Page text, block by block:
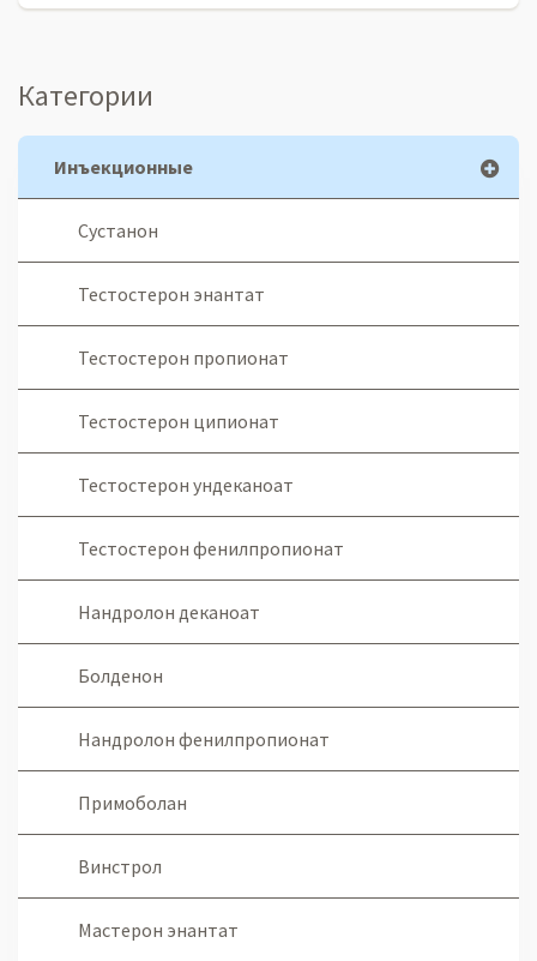
Категории
Инъекционные
Сустанон
Тестостерон энантат
Тестостерон пропионат
Тестостерон ципионат
Тестостерон ундеканоат
Тестостерон фенилпропионат
Нандролон деканоат
Болденон
Нандролон фенилпропионат
Примоболан
Винстрол
Мастерон энантат